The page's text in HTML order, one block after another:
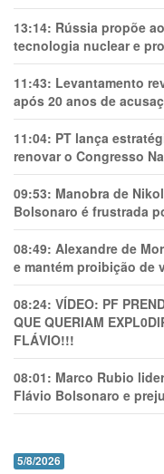
13:14: Rússia propõe
tecnologia nuclear e
11:43: Levantamento
após 20 anos de
11:04: PT lança
renovar o Congresso
09:53: Manobra de
Bolsonaro é frustrada
08:49: Alexandre de
e mantém proibição de
08:24: VÍDEO: PF
QUE QUERIAM
FLÁVIO!!!
08:01: Marco Rubio
Flávio Bolsonaro e
5/8/2026